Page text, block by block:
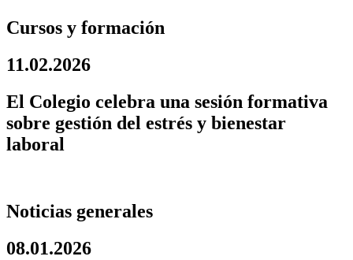
Cursos y formación
11.02.2026
El Colegio celebra una sesión formativa
sobre gestión del estrés y bienestar
laboral
Noticias generales
08.01.2026